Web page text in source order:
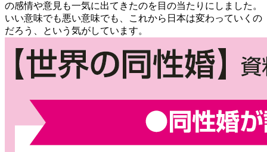
の感情や意見も一気に出てきたのを目の当たりにしました。
いい意味でも悪い意味でも、これから日本は変わっていくの
だろう、という気がしています。